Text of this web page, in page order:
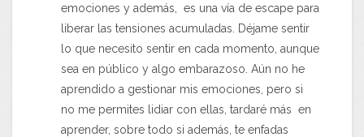
emociones y además, es una vía de escape para
liberar las tensiones acumuladas. Déjame sentir
lo que necesito sentir en cada momento, aunque
sea en público y algo embarazoso. Aún no he
aprendido a gestionar mis emociones, pero si
no me permites lidiar con ellas, tardaré más en
aprender, sobre todo si además, te enfadas